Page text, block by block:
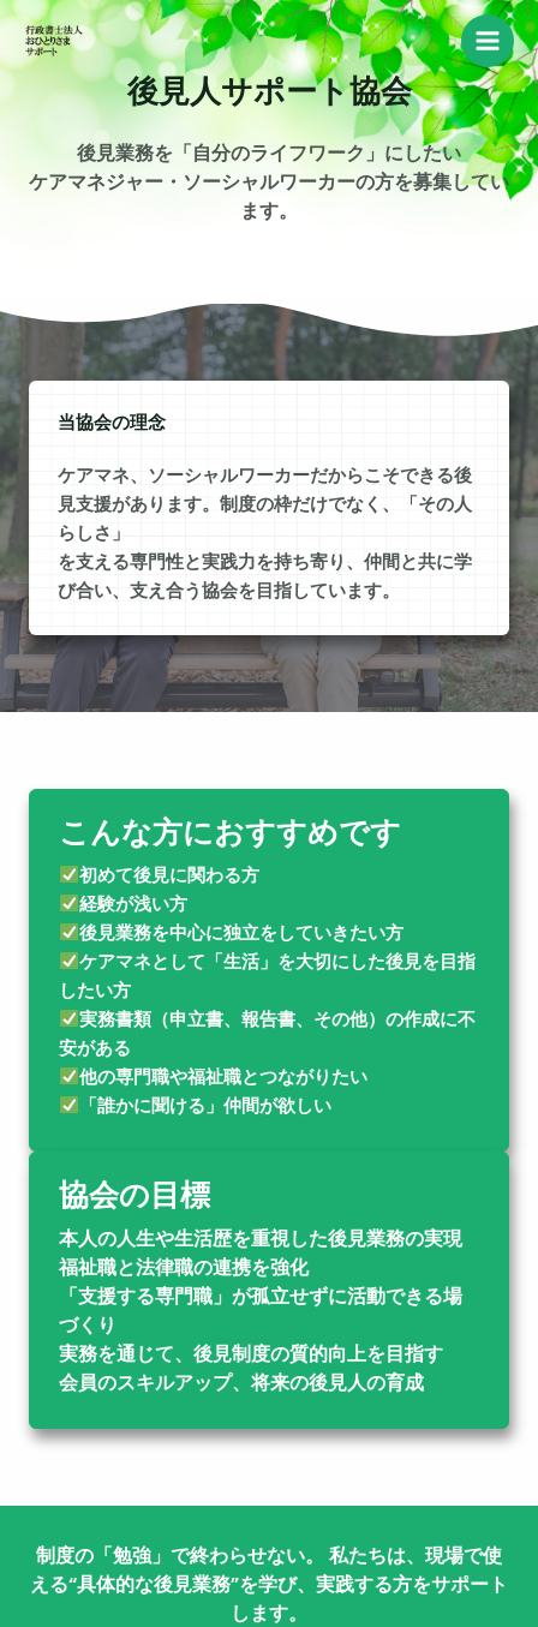
内
を
後見人サポート協会
後見業務を「自分のライフワーク」にしたい
ケアマネジャー・ソーシャルワーカーの方を募集してい
ます。
当協会の理念
ケアマネ、ソーシャルワーカーだからこそできる後
見支援があります。制度の枠だけでなく、「その人
らしさ」
を支える専門性と実践力を持ち寄り、仲間と共に学
び合い、支え合う協会を目指しています。
こんな方におすすめです
初めて後見に関わる方
経験が浅い方
後見業務を中心に独立をしていきたい方
ケアマネとして「生活」を大切にした後見を目指
したい方
実務書類（申立書、報告書、その他）の作成に不
安がある
他の専門職や福祉職とつながりたい
「誰かに聞ける」仲間が欲しい
協会の目標
本人の人生や生活歴を重視した後見業務の実現
福祉職と法律職の連携を強化
「支援する専門職」が孤立せずに活動できる場
づくり
実務を通じて、後見制度の質的向上を目指す
会員のスキルアップ、将来の後見人の育成
制度の「勉強」で終わらせない。 私たちは、現場で使
える“具体的な後見業務”を学び、実践する方をサポート
します。